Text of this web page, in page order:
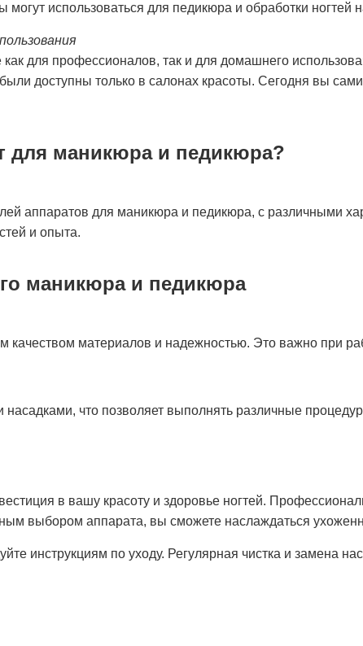
использоваться для педикюра и обработки ногтей
для профессионалов, так и для домашнего
доступны только в салонах красоты. Сегодня вы
для маникюра и педикюра?
аппаратов для маникюра и педикюра, с различными
и опыта.
маникюра и педикюра
материалов и надежностью. Это важно при
что позволяет выполнять различные
в вашу красоту и здоровье ногтей.
выбором аппарата, вы сможете наслаждаться
инструкциям по уходу. Регулярная чистка и замена